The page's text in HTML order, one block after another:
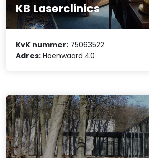
KB Laserclinics
KvK nummer: 75063522
Adres: Hoenwaard 40